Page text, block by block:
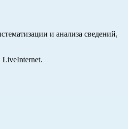
и анализа сведений,
LiveInternet.